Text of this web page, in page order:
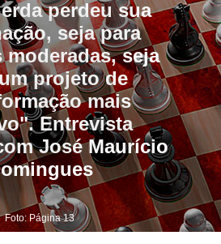
perdeu sua
seja para
moderadas, seja
projeto de
mais
Entrevista
José Maurício
Foto: Página 13